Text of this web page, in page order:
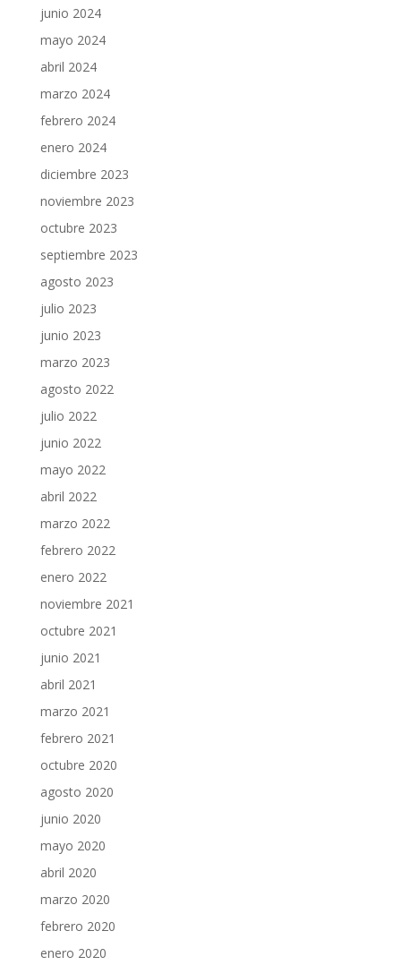
junio 2024
mayo 2024
abril 2024
marzo 2024
febrero 2024
enero 2024
diciembre 2023
noviembre 2023
octubre 2023
septiembre 2023
agosto 2023
julio 2023
junio 2023
marzo 2023
agosto 2022
julio 2022
junio 2022
mayo 2022
abril 2022
marzo 2022
febrero 2022
enero 2022
noviembre 2021
octubre 2021
junio 2021
abril 2021
marzo 2021
febrero 2021
octubre 2020
agosto 2020
junio 2020
mayo 2020
abril 2020
marzo 2020
febrero 2020
enero 2020